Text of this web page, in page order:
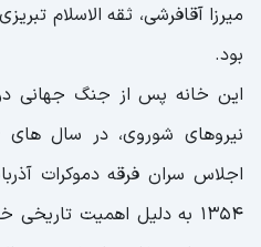
میرزا آقافرشی، ثقه الاسلام
بود.
این خانه پس از جنگ جهانی
اجلاس سران فرقه دموکرات
1354 به دلیل اهمیت تاریخی خود با شماره 1171 به